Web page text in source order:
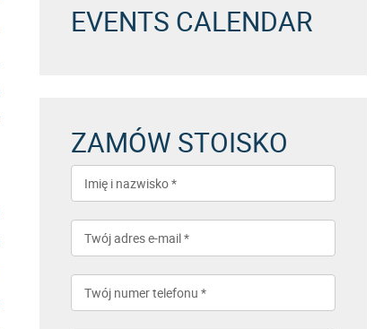
EVENTS CALENDAR
ZAMÓW STOISKO